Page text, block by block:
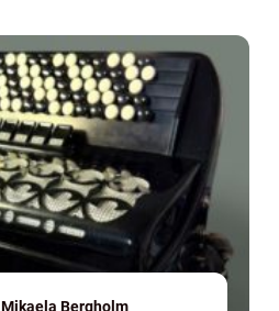
Mikaela Bergholm